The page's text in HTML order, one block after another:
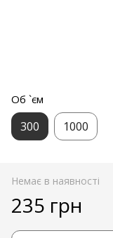
Об `єм
300 1000
Немає в наявності
235 грн